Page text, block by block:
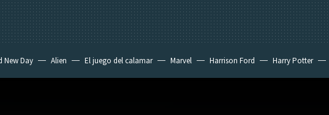
New Day Alien El juego del calamar Marvel Harrison Ford Harry Potter